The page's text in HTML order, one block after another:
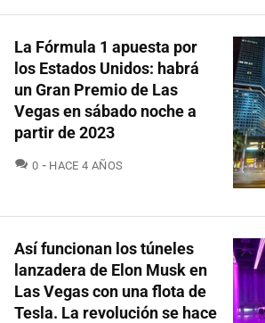
La Fórmula 1 apuesta por
los Estados Unidos: habrá
un Gran Premio de Las
Vegas en sábado noche a
partir de 2023
0 COMENTARIOS
HACE 4 AÑOS
Así funcionan los túneles
lanzadera de Elon Musk en
Las Vegas con una flota de
Tesla. La revolución se hace